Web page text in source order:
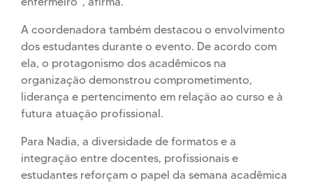
A coordenadora também destacou o envolvimento
dos estudantes durante o evento. De acordo com
ela, o protagonismo dos acadêmicos na
organização demonstrou comprometimento,
liderança e pertencimento em relação ao curso e à
futura atuação profissional.
Para Nadia, a diversidade de formatos e a
integração entre docentes, profissionais e
estudantes reforçam o papel da semana acadêmica